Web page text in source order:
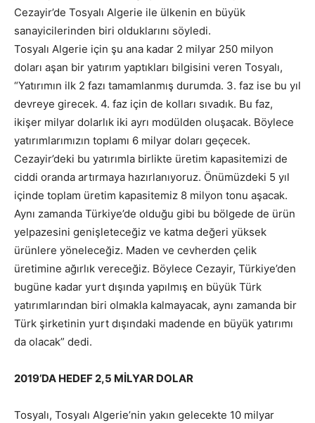
Cezayir’de Tosyalı Algerie ile ülkenin en büyük
sanayicilerinden biri olduklarını söyledi.
Tosyalı Algerie için şu ana kadar 2 milyar 250 milyon
doları aşan bir yatırım yaptıkları bilgisini veren Tosyalı,
“Yatırımın ilk 2 fazı tamamlanmış durumda. 3. faz ise bu yıl
devreye girecek. 4. faz için de kolları sıvadık. Bu faz,
ikişer milyar dolarlık iki ayrı modülden oluşacak. Böylece
yatırımlarımızın toplamı 6 milyar doları geçecek.
Cezayir’deki bu yatırımla birlikte üretim kapasitemizi de
ciddi oranda artırmaya hazırlanıyoruz. Önümüzdeki 5 yıl
içinde toplam üretim kapasitemiz 8 milyon tonu aşacak.
Aynı zamanda Türkiye’de olduğu gibi bu bölgede de ürün
yelpazesini genişleteceğiz ve katma değeri yüksek
ürünlere yöneleceğiz. Maden ve cevherden çelik
üretimine ağırlık vereceğiz. Böylece Cezayir, Türkiye’den
bugüne kadar yurt dışında yapılmış en büyük Türk
yatırımlarından biri olmakla kalmayacak, aynı zamanda bir
Türk şirketinin yurt dışındaki madende en büyük yatırımı
da olacak” dedi.
2019’DA HEDEF 2,5 MİLYAR DOLAR
Tosyalı, Tosyalı Algerie’nin yakın gelecekte 10 milyar